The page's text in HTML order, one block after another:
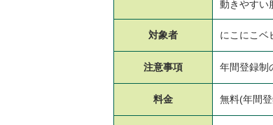
動きやすい
対象者 にこにこベ
注意事項 年間登録制
料金 無料(年間